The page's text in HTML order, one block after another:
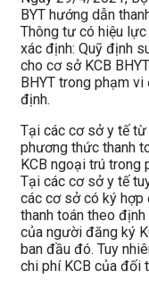
BYT hướng dẫn
Thông tư có hiệu
xác định: Quỹ định
cho cơ sở KCB
BHYT trong phạm
định.
Tại các cơ sở y tế từ
phương thức thanh
KCB ngoại trú trong
Tại các cơ sở y tế
các cơ sở có ký hợp
thanh toán theo
của người đăng ký
ban đầu đó. Tuy
chi phí KCB của đối